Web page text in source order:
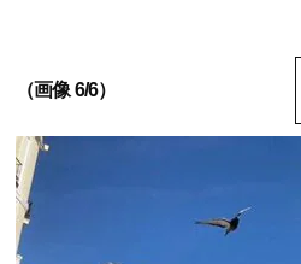
（画像 6/6）